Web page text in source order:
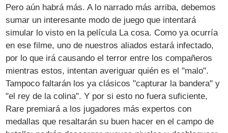
Pero aún habrá más. A lo narrado más arriba, debemos
sumar un interesante modo de juego que intentará
simular lo visto en la película La cosa. Como ya ocurría
en ese filme, uno de nuestros aliados estará infectado,
por lo que irá causando el terror entre los compañeros
mientras estos, intentan averiguar quién es el "malo".
Tampoco faltarán los ya clásicos "capturar la bandera" y
"el rey de la colina". Y por si esto no fuera suficiente,
Rare premiará a los jugadores más expertos con
medallas que resaltarán su buen hacer en el campo de